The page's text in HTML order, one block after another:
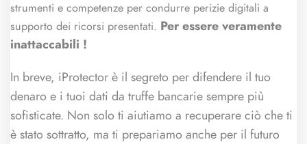
strumenti e competenze per condurre perizie digitali a
supporto dei ricorsi presentati. Per essere veramente
inattaccabili !
In breve, iProtector è il segreto per difendere il tuo
denaro e i tuoi dati da truffe bancarie sempre più
sofisticate. Non solo ti aiutiamo a recuperare ciò che ti
è stato sottratto, ma ti prepariamo anche per il futuro